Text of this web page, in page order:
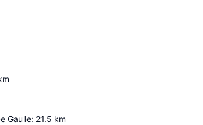
Gaulle: 21.5 km